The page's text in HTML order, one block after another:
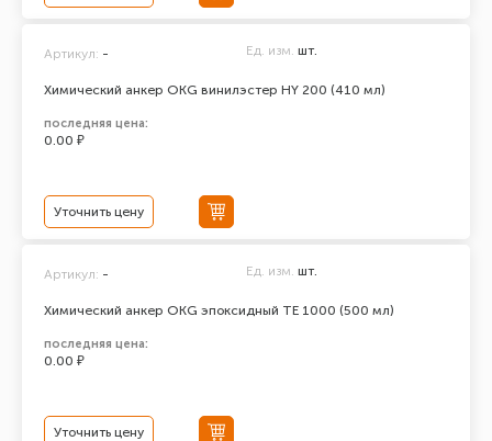
Химический анкер ОКG винилэстер HY 200 (410 мл)
Артикул: - Ед. изм. шт.
последняя цена:
0.00 ₽
Уточнить цену
Химический анкер ОКG эпоксидный ТЕ 1000 (500 мл)
Артикул: - Ед. изм. шт.
последняя цена:
0.00 ₽
Уточнить цену